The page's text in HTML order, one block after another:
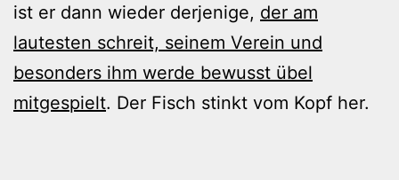
ist er dann wieder derjenige, der am
lautesten schreit, seinem Verein und
besonders ihm werde bewusst übel
mitgespielt. Der Fisch stinkt vom Kopf her.